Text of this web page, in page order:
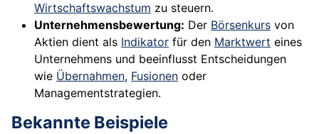
Wirtschaftswachstum zu steuern.
Unternehmensbewertung: Der Börsenkurs von
Aktien dient als Indikator für den Marktwert eines
Unternehmens und beeinflusst Entscheidungen
wie Übernahmen, Fusionen oder
Managementstrategien.
Bekannte Beispiele